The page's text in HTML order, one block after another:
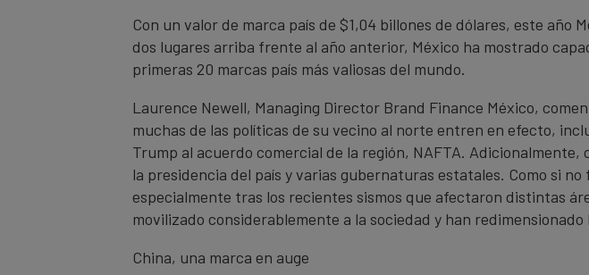
Con un valor de marca país de $1,04 billones de dólares, este año
dos lugares arriba frente al año anterior, México ha mostrado
primeras 20 marcas país más valiosas del mundo.
Laurence Newell, Managing Director Brand Finance México,
muchas de las políticas de su vecino al norte entren en efecto,
Trump al acuerdo comercial de la región, NAFTA.
la presidencia del país y varias gubernaturas estatales. Como si
especialmente tras los recientes sismos que afectaron distintas
movilizado considerablemente a la sociedad y han
China, una marca en auge